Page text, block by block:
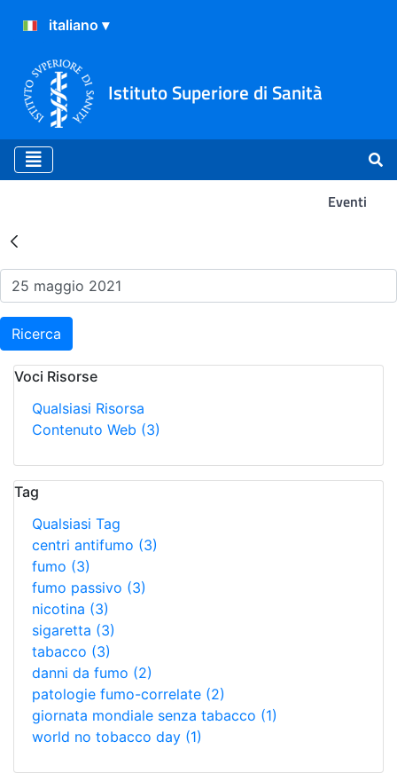
Istituto Superiore di Sanità
Eventi
Risultati della Ricerca -
Ricerca
Voci Risorse
Qualsiasi Risorsa
Contenuto Web (3)
Tag
Qualsiasi Tag
centri antifumo (3)
fumo (3)
fumo passivo (3)
nicotina (3)
sigaretta (3)
tabacco (3)
danni da fumo (2)
patologie fumo-correlate (2)
giornata mondiale senza tabacco (1)
world no tobacco day (1)